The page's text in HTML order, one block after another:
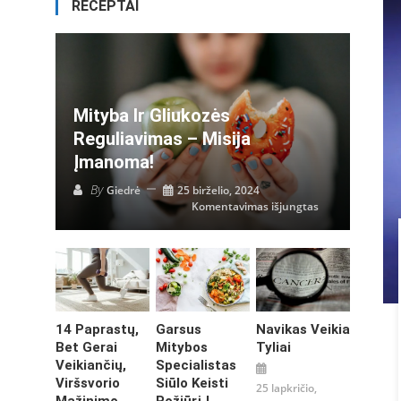
RECEPTAI
Mityba Ir Gliukozės
Reguliavimas – Misija
Įmanoma!
ByGiedrė
25 birželio, 2024
Komentavimas išjungtasįraše
ir
reguliavimas
–
misija
įmanoma!
14 Paprastų,
Bet Gerai
Veikiančių,
Viršsvorio
Garsus
Mitybos
Specialistas
Siūlo Keisti
Navikas Veikia
Tyliai
25 lapkričio,